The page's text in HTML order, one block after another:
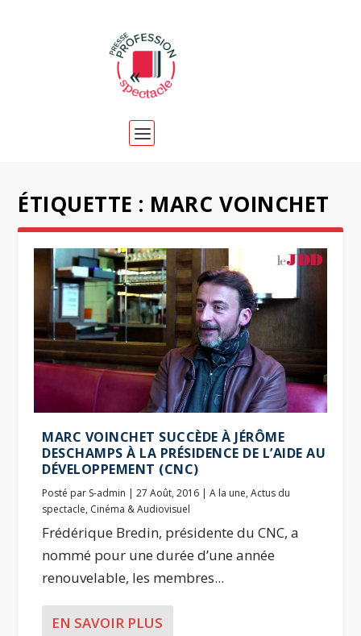
ÉTIQUETTE : MARC VOINCHET
MARC VOINCHET SUCCÈDE À JÉRÔME
DESCHAMPS À LA PRÉSIDENCE DE L’AIDE AU
DÉVELOPPEMENT (CNC)
Posté par S-admin |27 Août, 2016 |A la une,Actus du
spectacle, Cinéma & Audiovisuel
Frédérique Bredin, présidente du CNC, a
nommé pour une durée d’une année
renouvelable, les membres...
EN SAVOIR PLUS